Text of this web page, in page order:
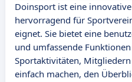
Doinsport ist eine
hervorragend für
eignet. Sie bietet eine
und umfassende
Sportaktivitäten,
einfach machen, den